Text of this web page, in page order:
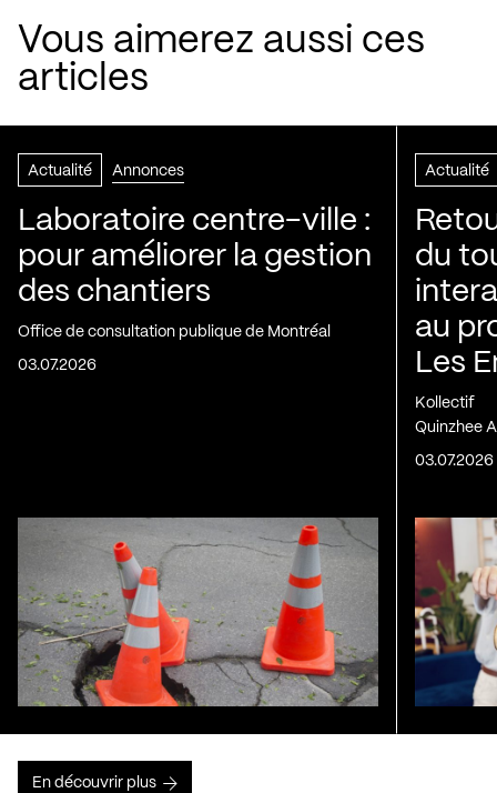
Vous aimerez aussi ces
articles
Actualité Annonces
Laboratoire centre-ville :
pour améliorer la gestion
des chantiers
Office de consultation publique de Montréal
03.07.2026
Actualité
du
au
Les
Kollectif
Quinzhee
03.07.2026
En découvrir plus